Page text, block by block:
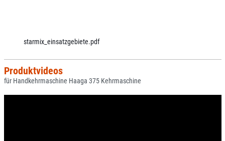
starmix_einsatzgebiete.pdf
Produktvideos
für Handkehrmaschine Haaga 375 Kehrmaschine